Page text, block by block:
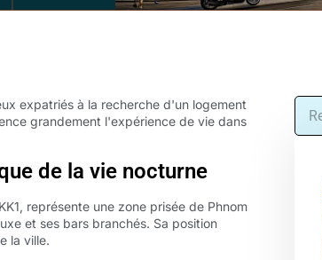
expatriés à la recherche d'un logement
grandement l'expérience de vie dans
de la vie nocturne
représente une zone prisée de Phnom
et ses bars branchés. Sa position
la ville.